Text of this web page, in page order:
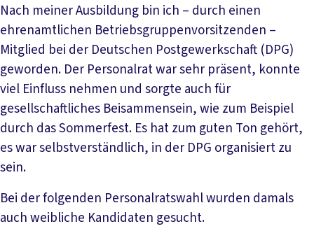
Nach meiner Ausbildung bin ich – durch einen
ehrenamtlichen Betriebsgruppenvorsitzenden –
Mitglied bei der Deutschen Postgewerkschaft (DPG)
geworden. Der Personalrat war sehr präsent, konnte
viel Einfluss nehmen und sorgte auch für
gesellschaftliches Beisammensein, wie zum Beispiel
durch das Sommerfest. Es hat zum guten Ton gehört,
es war selbstverständlich, in der DPG organisiert zu
sein.
Bei der folgenden Personalratswahl wurden damals
auch weibliche Kandidaten gesucht.